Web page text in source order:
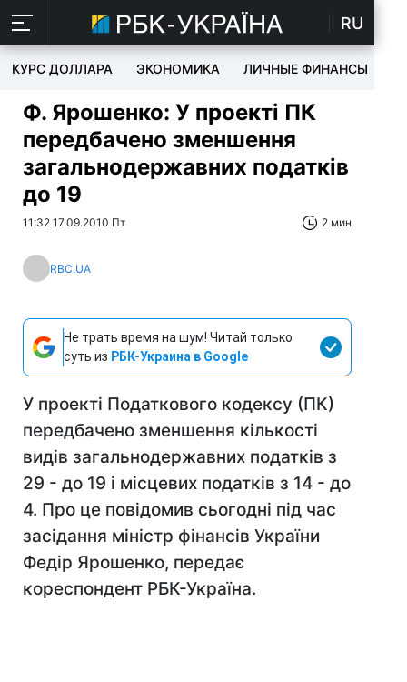
RU
КУРС ДОЛЛАРА ЭКОНОМИКА ЛИЧНЫЕ ФИНАНСЫ
Ф. Ярошенко: У проекті ПК
передбачено зменшення
загальнодержавних податків
до 19
11:32 17.09.2010 Пт 2 мин
RBC.UA
Не трать время на шум! Читай только
суть из РБК-Украина в Google
У проекті Податкового кодексу (ПК)
передбачено зменшення кількості
видів загальнодержавних податків з
29 - до 19 і місцевих податків з 14 - до
4. Про це повідомив сьогодні під час
засідання міністр фінансів України
Федір Ярошенко, передає
кореспондент РБК-Україна.